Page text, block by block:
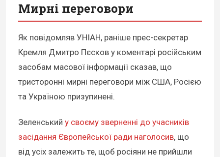
Мирні переговори
Як повідомляв УНІАН, раніше прес-секретар
Кремля Дмитро Пєсков у коментарі російським
засобам масової інформації сказав, що
тристоронні мирні переговори між США, Росією
та Україною призупинені.
Зеленський у своєму зверненні до учасників
засідання Європейської ради наголосив, що
від усіх залежить те, щоб росіяни не прийшли